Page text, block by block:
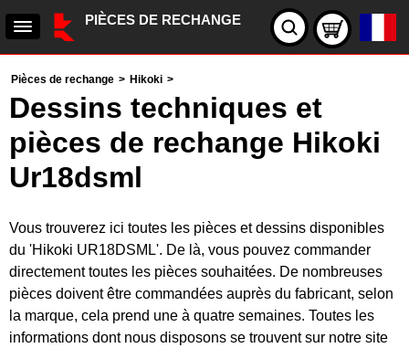
PIÈCES DE RECHANGE
Pièces de rechange > Hikoki >
Dessins techniques et
pièces de rechange Hikoki
Ur18dsml
Vous trouverez ici toutes les pièces et dessins disponibles
du 'Hikoki UR18DSML'. De là, vous pouvez commander
directement toutes les pièces souhaitées. De nombreuses
pièces doivent être commandées auprès du fabricant, selon
la marque, cela prend une à quatre semaines. Toutes les
informations dont nous disposons se trouvent sur notre site